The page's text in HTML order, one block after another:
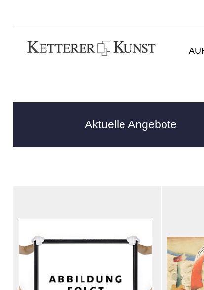
Aktuelle Angebote